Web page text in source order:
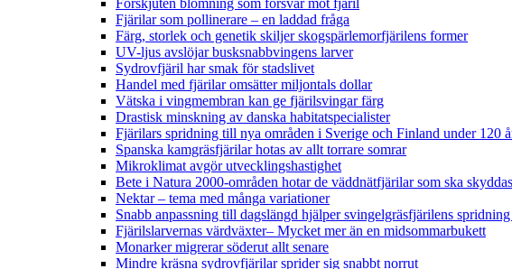
Fjärilar som pollinerare – en laddad fråga
Färg, storlek och genetik skiljer skogspärlemorfjärilens former
UV-ljus avslöjar busksnabbvingens larver
Sydrovfjäril har smak för stadslivet
Handel med fjärilar omsätter miljontals dollar
Vätska i vingmembran kan ge fjärilsvingar färg
Drastisk minskning av danska habitatspecialister
Fjärilars spridning till nya områden i Sverige och Finland under 120
Spanska kamgräsfjärilar hotas av allt torrare somrar
Mikroklimat avgör utvecklingshastighet
Bete i Natura 2000-områden hotar de väddnätfjärilar som ska skyddas
Nektar – tema med många variationer
Snabb anpassning till dagslängd hjälper svingelgräsfjärilens
Fjärilslarvernas värdväxter– Mycket mer än en midsommarbukett
Monarker migrerar söderut allt senare
Mindre kräsna sydrovfjärilar sprider sig snabbt norrut